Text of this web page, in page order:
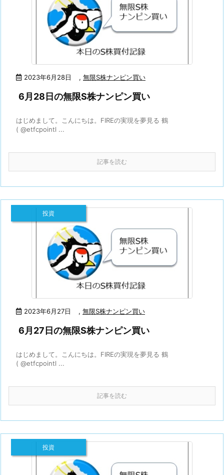
2023年6月28日 , 無限S株ナンピン買い
6月28日の無限S株ナンピン買い
はじめまして。こんにちは。FIREの実現を夢見る 鶴
( @etfcpointl ...
記事を読む
2023年6月27日
投資
, 無限S株ナンピン買い
6月27日の無限S株ナンピン買い
はじめまして。こんにちは。FIREの実現を夢見る 鶴
( @etfcpointl ...
記事を読む
投資